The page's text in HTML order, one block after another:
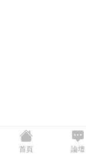
首頁 論壇